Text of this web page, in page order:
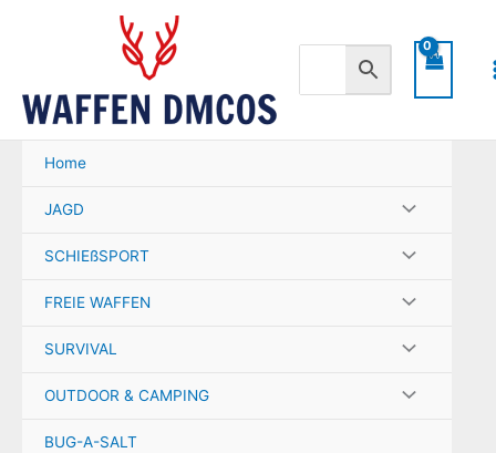
Home
JAGD
SCHIEßSPORT
FREIE WAFFEN
SURVIVAL
OUTDOOR & CAMPING
BUG-A-SALT